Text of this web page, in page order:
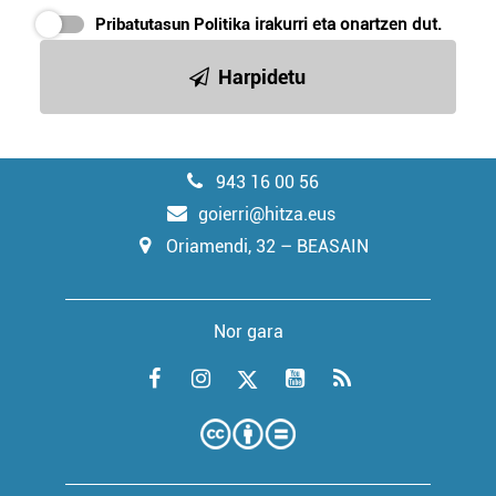
Pribatutasun Politika irakurri eta onartzen dut.
Harpidetu
943 16 00 56
goierri@hitza.eus
Oriamendi, 32 – BEASAIN
Nor gara